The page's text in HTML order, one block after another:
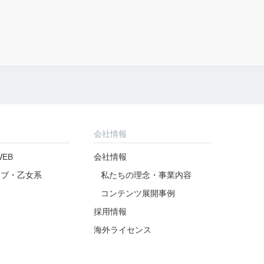
・乙女系
会社情報
会社情報
私たちの理念・事業内容
コンテンツ展開事例
採用情報
海外ライセンス